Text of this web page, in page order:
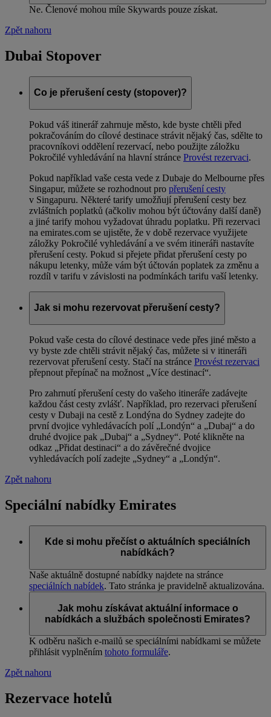
Ne. Členové mohou míle Skywards pouze získat.
Zpět nahoru
Dubai Stopover
Co je přerušení cesty (stopover)?
Pokud váš itinerář zahrnuje město, kde byste chtěli před
pokračováním do cílové destinace strávit nějaký čas, sdělte to
pracovníkovi oddělení rezervací, nebo použijte záložku
Pokročilé vyhledávání na hlavní stránce Provést rezervaci.
Pokud například vaše cesta vede z Dubaje do Melbourne přes
Singapur, můžete se rozhodnout pro přerušení cesty
v Singapuru. Některé tarify umožňují přerušení cesty bez
zvláštních poplatků (ačkoliv mohou být účtovány další daně)
a jiné tarify mohou vyžadovat úhradu poplatku. Při rezervaci
na emirates.com se ujistěte, že v době rezervace využijete
záložky Pokročilé vyhledávání a ve svém itineráři nastavíte
přerušení cesty. Pokud si přejete přidat přerušení cesty po
nákupu letenky, může vám být účtován poplatek za změnu a
rozdíl v tarifu v závislosti na podmínkách tarifu vaší letenky.
Jak si mohu rezervovat přerušení cesty?
Pokud vaše cesta do cílové destinace vede přes jiné město a
vy byste zde chtěli strávit nějaký čas, můžete si v itineráři
rezervovat přerušení cesty. Stačí na stránce Provést rezervaci
přepnout přepínač na možnost „Více destinací“.
Pro zahrnutí přerušení cesty do vašeho itineráře zadávejte
každou část cesty zvlášť. Například, pro rezervaci přerušení
cesty v Dubaji na cestě z Londýna do Sydney zadejte do
první dvojice vyhledávacích polí „Londýn“ a „Dubaj“ a do
druhé dvojice pak „Dubaj“ a „Sydney“. Poté klikněte na
odkaz „Přidat destinaci“ a do závěrečné dvojice
vyhledávacích polí zadejte „Sydney“ a „Londýn“.
Zpět nahoru
Speciální nabídky Emirates
Kde si mohu přečíst o aktuálních speciálních
nabídkách?
Naše aktuálně dostupné nabídky najdete na stránce
speciálních nabídek. Tato stránka je pravidelně aktualizována.
Jak mohu získávat aktuální informace o
nabídkách a službách společnosti Emirates?
K odběru našich e-mailů se speciálními nabídkami se můžete
přihlásit vyplněním tohoto formuláře.
Zpět nahoru
Rezervace hotelů